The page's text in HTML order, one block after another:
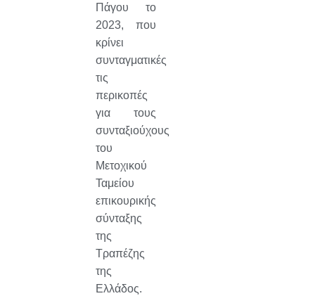
Πάγου το
2023, που
κρίνει
συνταγματικές
τις
περικοπές
για τους
συνταξιούχους
του
Μετοχικού
Ταμείου
επικουρικής
σύνταξης
της
Τραπέζης
της
Ελλάδος.